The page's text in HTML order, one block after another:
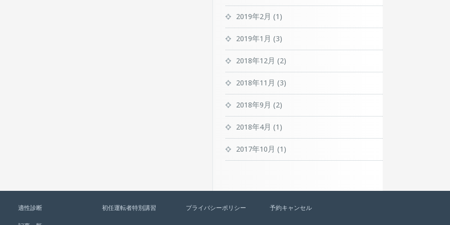
2019年2月 (1)
2019年1月 (3)
2018年12月 (2)
2018年11月 (3)
2018年9月 (2)
2018年4月 (1)
2017年10月 (1)
適性診断 初任運転者特別講習 プライバシーポリシー 予約キャンセル